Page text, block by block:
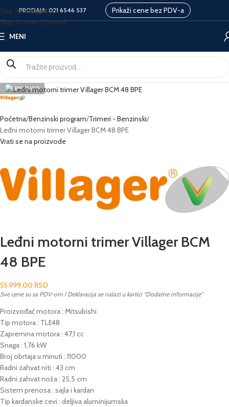
Skip to navigation
Skip to main content
PRODAJA:021 6546 537 Prikaži cene bez PDV-a
MENI
RASPRODATO
Početna Benzinski program Trimeri - Benzinski
Leđni motorni trimer Villager BCM 48 BPE
Vrati se na proizvode
Leđni motorni trimer Villager BCM
48 BPE
55.999,00 RSD
Sve cene su sa PDV-om I Deklaracija se nalazi u kartici "Dodatne informacije"
Proizvođač motora : Mitsubishi
Tip motora : TLE48
Zapremina motora : 47,1 cc
Snaga : 1,76 kW
Broj obrtaja u minuti : 11000
Radni zahvat niti : 43 cm
Radni zahvat noža : 25,5 cm
Sistem prenosa : sajla i kardan
Tip kardanske cevi : deljiva aluminijumska